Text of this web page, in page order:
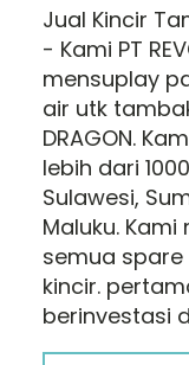
Jual Kincir
- Kami PT
mensuplay
air utk
DRAGON.
lebih dari
Sulawesi,
Maluku.
semua
kincir.
berinvestasi